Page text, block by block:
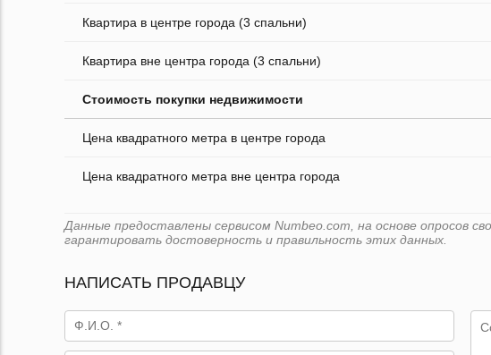
Квартира в центре города (3 спальни)
Квартира вне центра города (3 спальни)
Стоимость покупки недвижимости
Цена квадратного метра в центре города
Цена квадратного метра вне центра города
Данные предоставлены сервисом Numbeo.com, на основе опросов
гарантировать достоверность и правильность этих данных.
НАПИСАТЬ ПРОДАВЦУ